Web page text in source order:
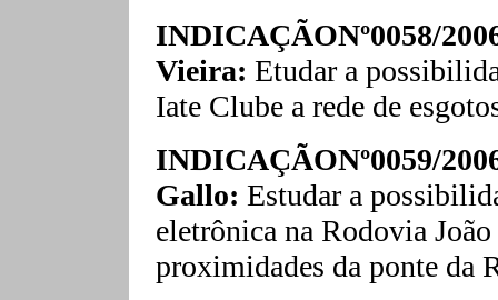
INDICAÇÃONº0058/
Vieira: Etudar a
Iate Clube a rede de
INDICAÇÃONº0059/
Gallo: Estudar a
eletrônica na Rodovia
proximidades da ponte da